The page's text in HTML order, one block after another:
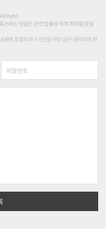
손하는 댓글은 관련 법률에 의해 제재를 받을
용에 포함되거나 인신공격성 글은 관리자의 판